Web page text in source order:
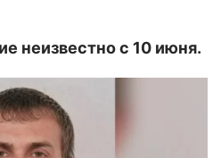
неизвестно с 10 июня.